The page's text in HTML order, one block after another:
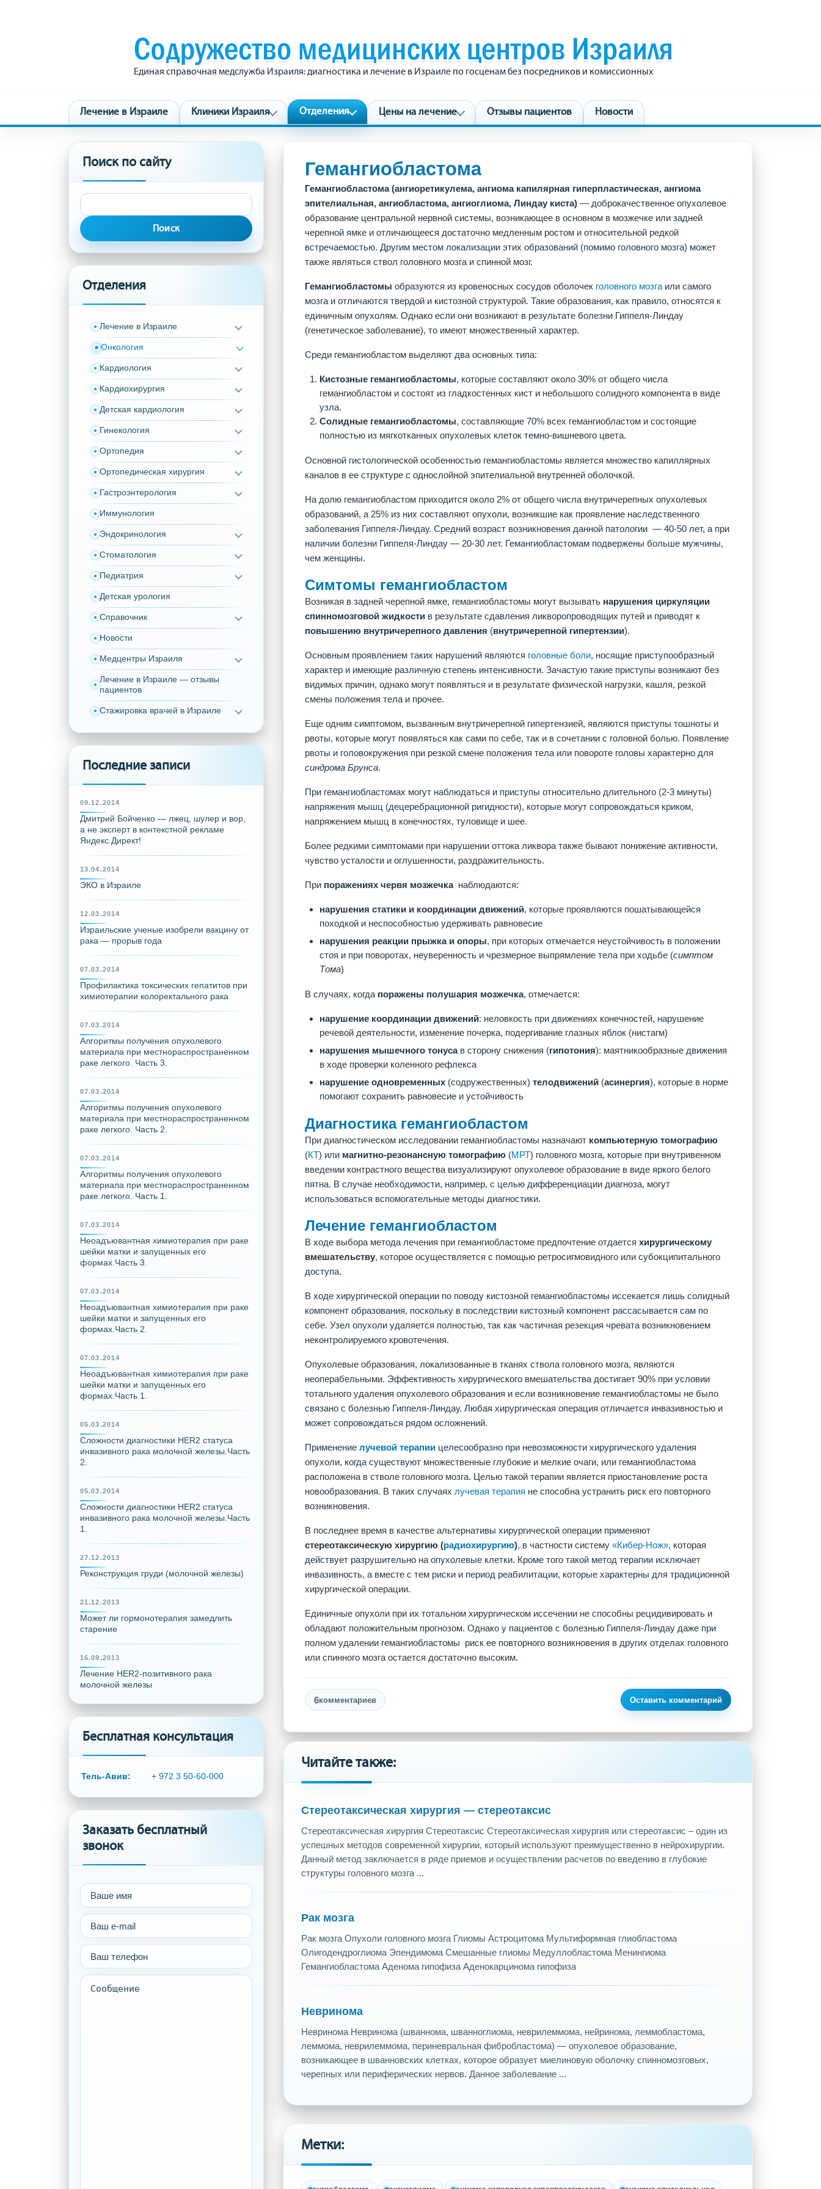
Единая справочная медслужба Израиля: диагностика и лечение в Израиле по госценам без посредников и комиссионных
Лечение в Израиле Клиники Израиля Отделения Цены на лечение Отзывы пациентов Новости
Поиск по сайту
Найти:
Отделения
Лечение в Израиле
Онкология
Кардиология
Кардиохирургия
Детская кардиология
Гинекология
Ортопедия
Ортопедическая хирургия
Гастроэнтерология
Иммунология
Эндокринология
Стоматология
Педиатрия
Детская урология
Справочник
Новости
Медцентры Израиля
Лечение в Израиле — отзывы
пациентов
Стажировка врачей в Израиле
Последние записи
09.12.2014
Дмитрий Бойченко — лжец, шулер и вор,
а не эксперт в контекстной рекламе
Яндекс.Директ!
13.04.2014
ЭКО в Израиле
12.03.2014
Израильские ученые изобрели вакцину от
рака — прорыв года
07.03.2014
Профилактика токсических гепатитов при
химиотерапии колоректального рака
07.03.2014
Алгоритмы получения опухолевого
материала при местнораспространенном
раке легкого. Часть 3.
07.03.2014
Алгоритмы получения опухолевого
материала при местнораспространенном
раке легкого. Часть 2.
07.03.2014
Алгоритмы получения опухолевого
материала при местнораспространенном
раке легкого. Часть 1.
07.03.2014
Неоадъювантная химиотерапия при раке
шейки матки и запущенных его
формах.Часть 3.
07.03.2014
Неоадъювантная химиотерапия при раке
шейки матки и запущенных его
формах.Часть 2.
07.03.2014
Неоадъювантная химиотерапия при раке
шейки матки и запущенных его
формах.Часть 1.
05.03.2014
Сложности диагностики HER2 статуса
инвазивного рака молочной железы.Часть
2.
05.03.2014
Сложности диагностики HER2 статуса
инвазивного рака молочной железы.Часть
1.
27.12.2013
Реконструкция груди (молочной железы)
21.12.2013
Может ли гормонотерапия замедлить
старение
16.09.2013
Лечение HER2-позитивного рака
молочной железы
Бесплатная консультация
Тель-Авив: + 972 3 50-60-000
Заказать бесплатный
звонок
Гемангиобластома
Гемангиобластома (ангиоретикулема, ангиома капилярная гиперпластическая, ангиома
эпителиальная, ангиобластома, ангиоглиома, Линдау киста) — доброкачественное опухолевое
образование центральной нервной системы, возникающее в основном в мозжечке или задней
черепной ямке и отличающееся достаточно медленным ростом и относительной редкой
встречаемостью. Другим местом локализации этих образований (помимо головного мозга) может
также являться ствол головного мозга и спинной мозг.
Гемангиобластомы образуются из кровеносных сосудов оболочек головного мозга или самого
мозга и отличаются твердой и кистозной структурой. Такие образования, как правило, относятся к
единичным опухолям. Однако если они возникают в результате болезни Гиппеля-Линдау
(генетическое заболевание), то имеют множественный характер.
Среди гемангиобластом выделяют два основных типа:
Кистозные гемангиобластомы, которые составляют около 30% от общего числа
гемангиобластом и состоят из гладкостенных кист и небольшого солидного компонента в виде
узла.
Солидные гемангиобластомы, составляющие 70% всех гемангиобластом и состоящие
полностью из мягкотканных опухолевых клеток темно-вишневого цвета.
Основной гистологической особенностью гемангиобластомы является множество капиллярных
каналов в ее структуре с однослойной эпителиальной внутренней оболочкой.
На долю гемангиобластом приходится около 2% от общего числа внутричерепных опухолевых
образований, а 25% из них составляют опухоли, возникшие как проявление наследственного
заболевания Гиппеля-Линдау. Средний возраст возникновения данной патологии — 40-50 лет, а при
наличии болезни Гиппеля-Линдау — 20-30 лет. Гемангиобластомам подвержены больше мужчины,
чем женщины.
Симтомы гемангиобластом
Возникая в задней черепной ямке, гемангиобластомы могут вызывать нарушения циркуляции
спинномозговой жидкости в результате сдавления ликворопроводящих путей и приводят к
повышению внутричерепного давления (внутричерепной гипертензии).
Основным проявлением таких нарушений являются головные боли, носящие приступообразный
характер и имеющие различную степень интенсивности. Зачастую такие приступы возникают без
видимых причин, однако могут появляться и в результате физической нагрузки, кашля, резкой
смены положения тела и прочее.
Еще одним симптомом, вызванным внутричерепной гипертензией, являются приступы тошноты и
рвоты, которые могут появляться как сами по себе, так и в сочетании с головной болью. Появление
рвоты и головокружения при резкой смене положения тела или повороте головы характерно для
синдрома Брунса.
При гемангиобластомах могут наблюдаться и приступы относительно длительного (2-3 минуты)
напряжения мышц (децеребрационной ригидности), которые могут сопровождаться криком,
напряжением мышц в конечностях, туловище и шее.
Более редкими симптомами при нарушении оттока ликвора также бывают понижение активности,
чувство усталости и оглушенности, раздражительность.
При поражениях червя мозжечка наблюдаются:
нарушения статики и координации движений, которые проявляются пошатывающейся
походкой и неспособностью удерживать равновесие
нарушения реакции прыжка и опоры, при которых отмечается неустойчивость в положении
стоя и при поворотах, неуверенность и чрезмерное выпрямление тела при ходьбе (симптом
Тома)
В случаях, когда поражены полушария мозжечка, отмечается:
нарушение координации движений: неловкость при движениях конечностей, нарушение
речевой деятельности, изменение почерка, подергивание глазных яблок (нистагм)
нарушения мышечного тонусав сторону снижения (гипотония): маятникообразные движения
в ходе проверки коленного рефлекса
нарушение одновременных (содружественных) телодвижений (асинергия), которые в норме
помогают сохранить равновесие и устойчивость
Диагностика гемангиобластом
При диагностическом исследовании гемангиобластомы назначают компьютерную томографию
(КТ) или магнитно-резонансную томографию (МРТ) головного мозга, которые при внутривенном
введении контрастного вещества визуализируют опухолевое образование в виде яркого белого
пятна. В случае необходимости, например, с целью дифференциации диагноза, могут
использоваться вспомогательные методы диагностики.
Лечение гемангиобластом
В ходе выбора метода лечения при гемангиобластоме предпочтение отдается хирургическому
вмешательству, которое осуществляется с помощью ретросигмовидного или субокципитального
доступа.
В ходе хирургической операции по поводу кистозной гемангиобластомы иссекается лишь солидный
компонент образования, поскольку в последствии кистозный компонент рассасывается сам по
себе. Узел опухоли удаляется полностью, так как частичная резекция чревата возникновением
неконтролируемого кровотечения.
Опухолевые образования, локализованные в тканях ствола головного мозга, являются
неоперабельными. Эффективность хирургического вмешательства достигает 90% при условии
тотального удаления опухолевого образования и если возникновение гемангиобластомы не было
связано с болезнью Гиппеля-Линдау. Любая хирургическая операция отличается инвазивностью и
может сопровождаться рядом осложнений.
Применение лучевой терапии целесообразно при невозможности хирургического удаления
опухоли, когда существуют множественные глубокие и мелкие очаги, или гемангиобластома
расположена в стволе головного мозга. Целью такой терапии является приостановление роста
новообразования. В таких случаях лучевая терапия не способна устранить риск его повторного
возникновения.
В последнее время в качестве альтернативы хирургической операции применяют
стереотаксическую хирургию (радиохирургию), в частности систему «Кибер-Нож», которая
действует разрушительно на опухолевые клетки. Кроме того такой метод терапии исключает
инвазивность, а вместе с тем риски и период реабилитации, которые характерны для традиционной
хирургической операции.
Единичные опухоли при их тотальном хирургическом иссечении не способны рецидивировать и
обладают положительным прогнозом. Однако у пациентов с болезнью Гиппеля-Линдау даже при
полном удалении гемангиобластомы риск ее повторного возникновения в других отделах головного
или спинного мозга остается достаточно высоким.
6комментариев Оставить комментарий
Читайте также:
Стереотаксическая хирургия — стереотаксис
Стереотаксическая хирургия Стереотаксис Стереотаксическая хирургия или стереотаксис – один из
успешных методов современной хирургии, который используют преимущественно в нейрохирургии.
Данный метод заключается в ряде приемов и осуществлении расчетов по введению в глубокие
структуры головного мозга ...
Рак мозга
Рак мозга Опухоли головного мозга Глиомы Астроцитома Мультиформная глиобластома
Олигодендроглиома Эпендимома Смешанные глиомы Медуллобластома Менингиома
Гемангиобластома Аденома гипофиза Аденокарцинома гипофиза
Невринома
Невринома Невринома (шваннома, шванноглиома, неврилеммома, нейринома, леммобластома,
леммома, неврилеммома, периневральная фибробластома) — опухолевое образование,
возникающее в шванновских клетках, которое образует миелиновую оболочку спинномозговых,
черепных или периферических нервов. Данное заболевание ...
Метки: